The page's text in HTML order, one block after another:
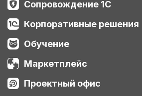
Сопровождение 1С
Корпоративные решения
Обучение
Маркетплейс
Проектный офис